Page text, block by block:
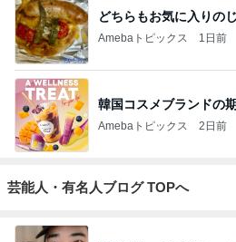
どちらもお気に入りの
Amebaトピックス 1日前
韓国コスメブランドの
Amebaトピックス 2日前
芸能人・有名人ブログ TOPへ